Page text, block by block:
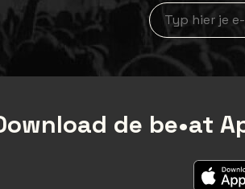
newsLetterLabel
de be•at